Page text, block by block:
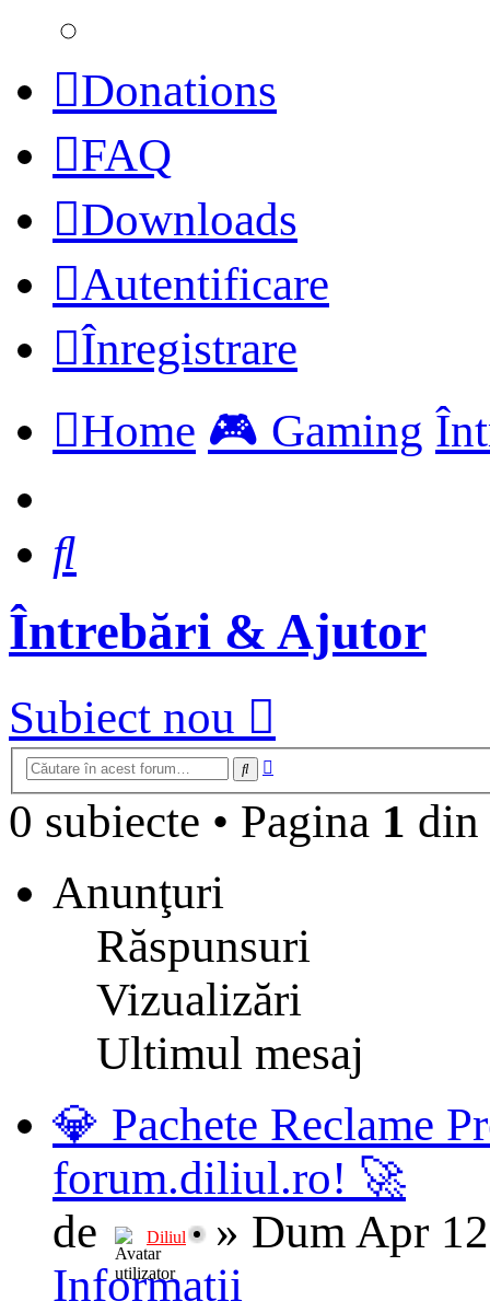
Donations
FAQ
Downloads
Autentificare
Înregistrare
Home 🎮 Gaming
Întrebări & Ajutor
Subiect nou
Căutare
0 subiecte • Pagina 1 din
Anunţuri
Răspunsuri
Vizualizări
Ultimul mesaj
💎 Pachete Reclame
forum.diliul.ro! 🚀
de
Diliul » Dum Apr
Informații